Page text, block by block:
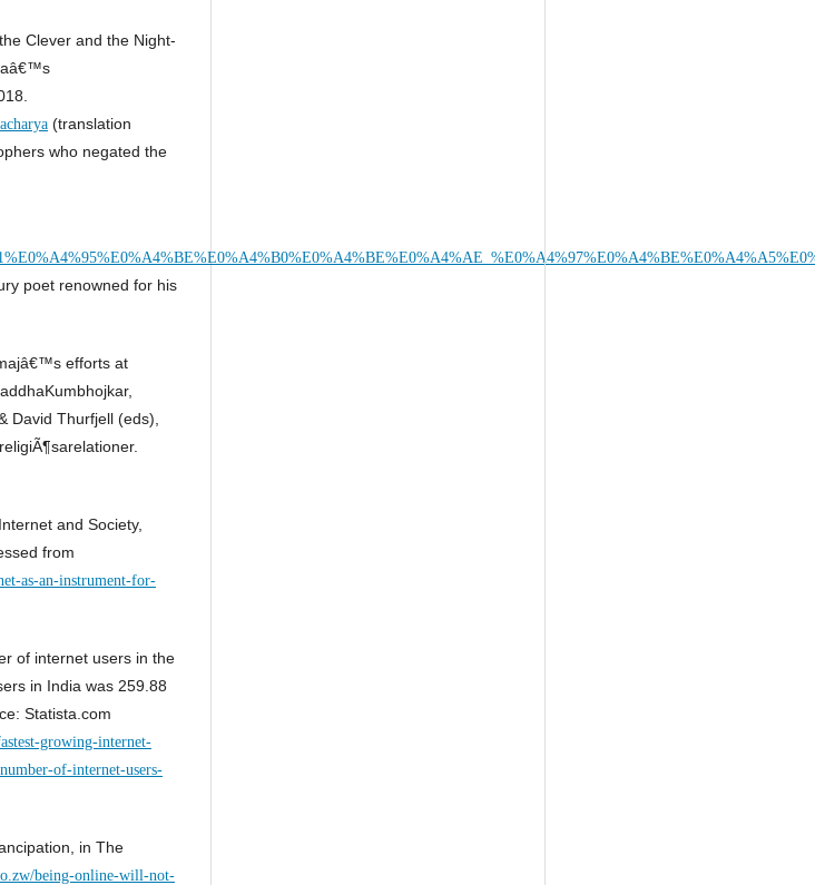
Clever and the Night-
(translation
who negated the
poet renowned for his
efforts at
David Thurfjell (eds),
and Society,
from
as-an-instrument-for-
of internet users in the
in India was 259.88
Statista.com
growing-internet-
of-internet-users-
in The
being-online-will-not-